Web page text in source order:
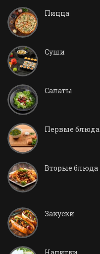
Пицца
Суши
Салаты
Первые блюда
Вторые блюда
Закуски